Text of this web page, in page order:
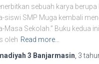
sebuah karya
siswi SMP Muga kembali
Masa Sekolah.” Buku kedua
oleh Read more…
3 Banjarmasin 3